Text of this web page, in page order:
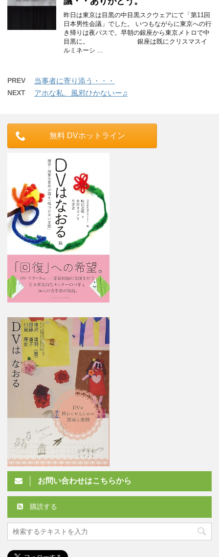
昨日は東京は目黒の中目黒スクウェアにて「第11回
日本男性会議」でした。 いつもながらに東京への行
き帰りは夜バスで。早朝の銀座から東京メトロで中
目黒に。 銀座は既にクリスマスイ
ルミネーシ ...
PREV 当事者に寄り添う・・・
NEXT アホな私、風邪ひかないー♫
無料 DVホットライン
お問い合わせはこちらから
購読する